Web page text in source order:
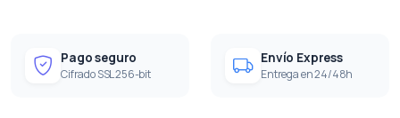
Pago seguro
Cifrado SSL 256-bit
Envío Express
Entrega en 24/48h